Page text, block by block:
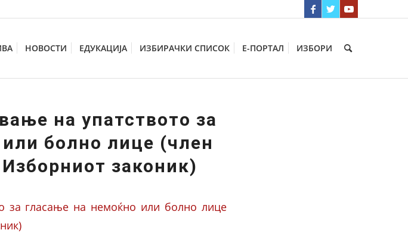
НОВОСТИ ЕДУКАЦИЈА ИЗБИРАЧКИ СПИСОК Е-ПОРТАЛ ИЗБОРИ
на упатството за
болно лице (член
законик)
за гласање на немоќно или болно лице